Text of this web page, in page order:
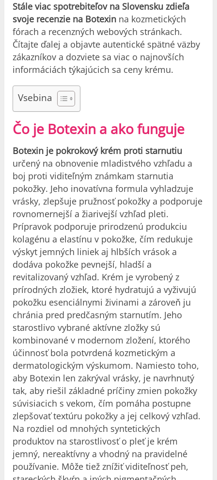
Stále viac spotrebiteľov na Slovensku zdieľa
svoje recenzie na Botexin na kozmetických
fórach a recenzných webových stránkach.
Čítajte ďalej a objavte autentické spätné väzby
zákazníkov a dozviete sa viac o najnovších
informáciách týkajúcich sa ceny krému.
Vsebina
Čo je Botexin a ako funguje
Botexin je pokrokový krém proti starnutiu
určený na obnovenie mladistvého vzhľadu a
boj proti viditeľným známkam starnutia
pokožky. Jeho inovatívna formula vyhladzuje
vrásky, zlepšuje pružnosť pokožky a podporuje
rovnomernejší a žiarivejší vzhľad pleti.
Prípravok podporuje prirodzenú produkciu
kolagénu a elastínu v pokožke, čím redukuje
výskyt jemných liniek aj hlbších vrások a
dodáva pokožke pevnejší, hladší a
revitalizovaný vzhľad. Krém je vyrobený z
prírodných zložiek, ktoré hydratujú a vyživujú
pokožku esenciálnymi živinami a zároveň ju
chránia pred predčasným starnutím. Jeho
starostlivo vybrané aktívne zložky sú
kombinované v modernom zložení, ktorého
účinnosť bola potvrdená kozmetickým a
dermatologickým výskumom. Namiesto toho,
aby Botexin len zakrýval vrásky, je navrhnutý
tak, aby riešil základné príčiny zmien pokožky
súvisiacich s vekom, čím pomáha postupne
zlepšovať textúru pokožky a jej celkový vzhľad.
Na rozdiel od mnohých syntetických
produktov na starostlivosť o pleť je krém
jemný, nereaktívny a vhodný na pravidelné
používanie. Môže tiež znížiť viditeľnosť peh,